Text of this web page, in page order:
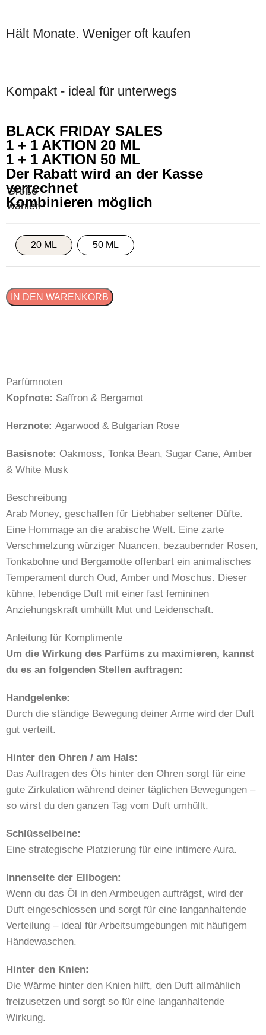
Hält Monate. Weniger oft kaufen
Kompakt - ideal für unterwegs
BLACK FRIDAY SALES
1 + 1 AKTION 20 ML
1 + 1 AKTION 50 ML
Der Rabatt wird an der Kasse
verrechnet
Kombinieren möglich
20 ML 50 ML
IN DEN WARENKORB
Parfümnoten
Kopfnote: Saffron & Bergamot
Herznote: Agarwood & Bulgarian Rose
Basisnote: Oakmoss, Tonka Bean, Sugar Cane, Amber
& White Musk
Beschreibung
Arab Money, geschaffen für Liebhaber seltener Düfte.
Eine Hommage an die arabische Welt. Eine zarte
Verschmelzung würziger Nuancen, bezaubernder Rosen,
Tonkabohne und Bergamotte offenbart ein animalisches
Temperament durch Oud, Amber und Moschus. Dieser
kühne, lebendige Duft mit einer fast femininen
Anziehungskraft umhüllt Mut und Leidenschaft.
Anleitung für Komplimente
Um die Wirkung des Parfüms zu maximieren, kannst
du es an folgenden Stellen auftragen:
Handgelenke:
Durch die ständige Bewegung deiner Arme wird der Duft
gut verteilt.
Hinter den Ohren / am Hals:
Das Auftragen des Öls hinter den Ohren sorgt für eine
gute Zirkulation während deiner täglichen Bewegungen –
so wirst du den ganzen Tag vom Duft umhüllt.
Schlüsselbeine:
Eine strategische Platzierung für eine intimere Aura.
Innenseite der Ellbogen:
Wenn du das Öl in den Armbeugen aufträgst, wird der
Duft eingeschlossen und sorgt für eine langanhaltende
Verteilung – ideal für Arbeitsumgebungen mit häufigem
Händewaschen.
Hinter den Knien:
Die Wärme hinter den Knien hilft, den Duft allmählich
freizusetzen und sorgt so für eine langanhaltende
Wirkung.